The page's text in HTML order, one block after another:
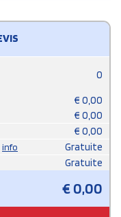
0
€ 0,00
€ 0,00
€ 0,00
info
Gratuite
Gratuite
€0,00